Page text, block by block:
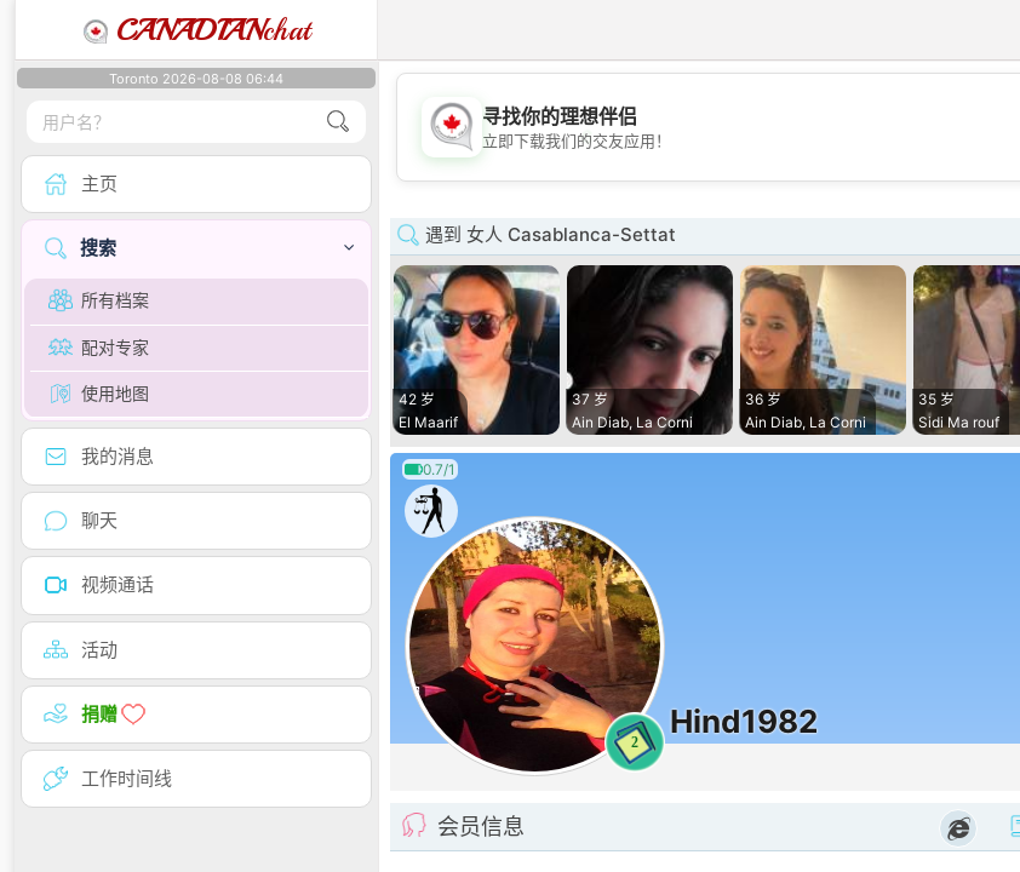
CANADIANchat
Toronto 2026-08-08 06:44
主页
搜索
所有档案
配对专家
使用地图
我的消息
聊天
视频通话
活动
捐赠
工作时间线
💖
💕
寻找你的理想伴侣
立即下载我们的交友应用！
遇到 女人 Casablanca-Settat
42 岁
El Maarif
37 岁
Ain Diab, La Corni
36 岁
Ain Diab, La Corni
35 岁
Sidi Ma rouf
0.7/1
2
Hind1982
会员信息